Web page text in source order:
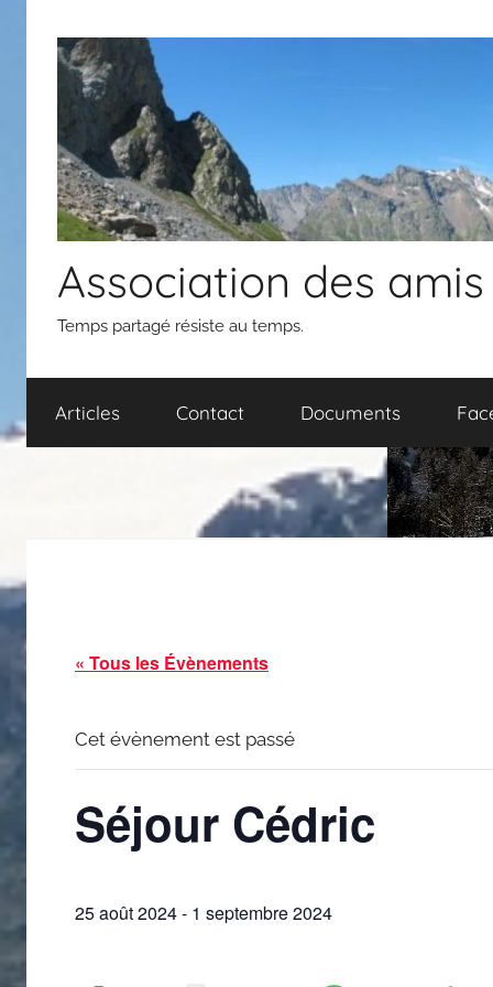
contenu
Association des
Temps partagé résiste au temps.
Articles Contact Documents
« Tous les Évènements
Cet évènement est passé
Séjour Cédric
25 août 2024- 1 septembre 2024